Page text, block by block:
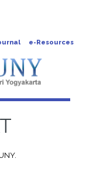
e-Resources